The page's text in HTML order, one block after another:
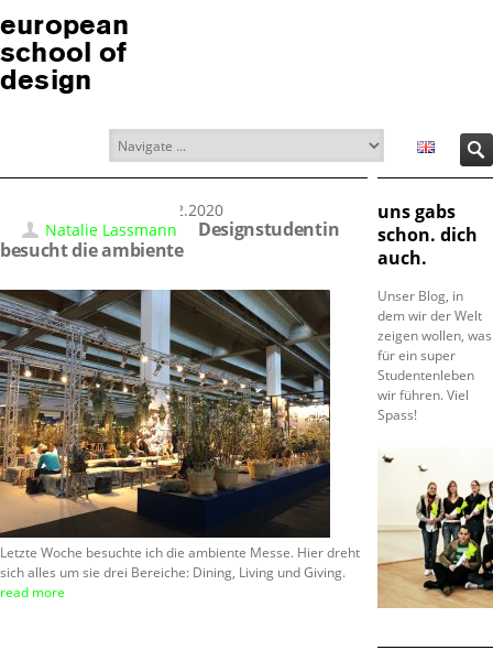
european
school of
design
15.02.2020
Natalie Lassmann
Designstudentin
besucht die ambiente
Letzte Woche besuchte ich die ambiente Messe. Hier dreht
sich alles um sie drei Bereiche: Dining, Living und Giving.
read more
uns gabs
schon. dich
auch.
Unser Blog, in
dem wir der Welt
zeigen wollen, was
für ein super
Studentenleben
wir führen. Viel
Spass!